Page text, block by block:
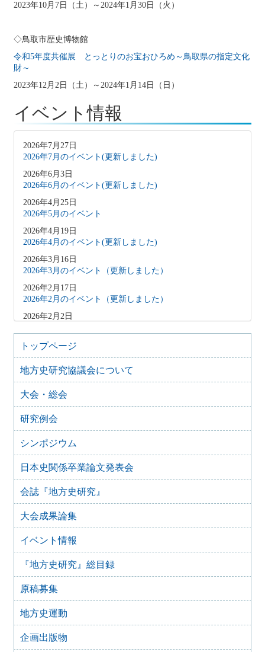
2023年10月7日（土）～2024年1月30日（火）
◇鳥取市歴史博物館
令和5年度共催展 とっとりのお宝おひろめ～鳥取県の指定文化
財～
2023年12月2日（土）～2024年1月14日（日）
イベント情報
2026年7月27日
2026年7月のイベント(更新しました)
2026年6月3日
2026年6月のイベント(更新しました)
2026年4月25日
2026年5月のイベント
2026年4月19日
2026年4月のイベント(更新しました)
2026年3月16日
2026年3月のイベント（更新しました）
2026年2月17日
2026年2月のイベント（更新しました）
2026年2月2日
2026年1月9日
2026年1月のイベント(更新しました)
2025年12月10日
2025年12月のイベント
2025年10月31日
2025年11月のイベント（更新しました）
2025年9月20日
2025年10月のイベント(更新しました)
2025年8月のイベント
2025年7月27日
2025年7月のイベント(更新しました)
2025年6月2日
2025年6月のイベント
2025年4月26日
2025年5月のイベント
2025年4月25日
2025年4月のイベント(更新しました)
2025年3月1日
2025年3月のイベント
2025年2月のイベント
トップページ
地方史研究協議会について
大会・総会
研究例会
シンポジウム
日本史関係卒業論文発表会
会誌『地方史研究』
大会成果論集
イベント情報
『地方史研究』総目録
原稿募集
地方史運動
企画出版物